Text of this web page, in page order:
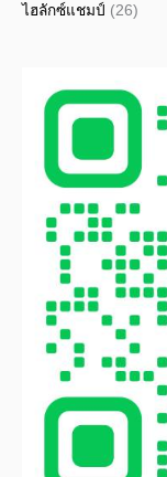
ไฮลักซ์แชมป์ (26)